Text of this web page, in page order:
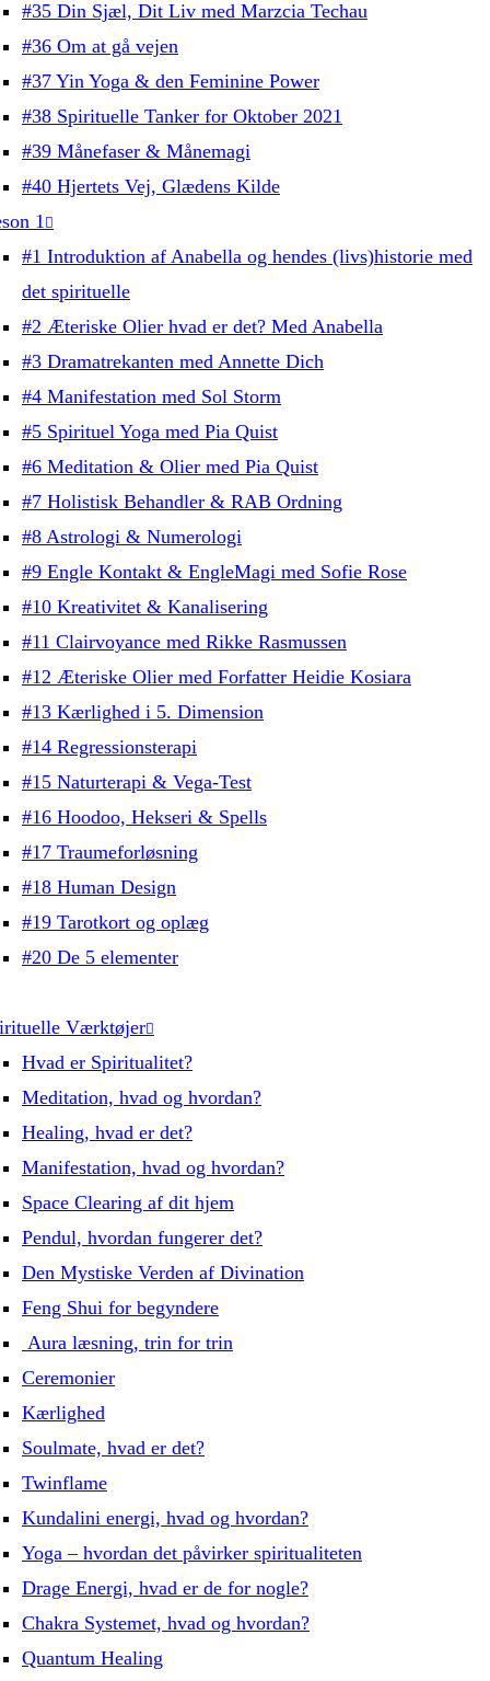
#35 Din Sjæl, Dit Liv med Marzcia Techau
#36 Om at gå vejen
#37 Yin Yoga & den Feminine Power
#38 Spirituelle Tanker for Oktober 2021
#39 Månefaser & Månemagi
#40 Hjertets Vej, Glædens Kilde
1
#1 Introduktion af Anabella og hendes (livs)historie med
det spirituelle
#2 Æteriske Olier hvad er det? Med Anabella
#3 Dramatrekanten med Annette Dich
#4 Manifestation med Sol Storm
#5 Spirituel Yoga med Pia Quist
#6 Meditation & Olier med Pia Quist
#7 Holistisk Behandler & RAB Ordning
#8 Astrologi & Numerologi
#9 Engle Kontakt & EngleMagi med Sofie Rose
#10 Kreativitet & Kanalisering
#11 Clairvoyance med Rikke Rasmussen
#12 Æteriske Olier med Forfatter Heidie Kosiara
#13 Kærlighed i 5. Dimension
#14 Regressionsterapi
#15 Naturterapi & Vega-Test
#16 Hoodoo, Hekseri & Spells
#17 Traumeforløsning
#18 Human Design
#19 Tarotkort og oplæg
#20 De 5 elementer
Værktøjer
Hvad er Spiritualitet?
Meditation, hvad og hvordan?
Healing, hvad er det?
Manifestation, hvad og hvordan?
Space Clearing af dit hjem
Pendul, hvordan fungerer det?
Den Mystiske Verden af Divination
Feng Shui for begyndere
Aura læsning, trin for trin
Ceremonier
Kærlighed
Soulmate, hvad er det?
Twinflame
Kundalini energi, hvad og hvordan?
Yoga – hvordan det påvirker spiritualiteten
Drage Energi, hvad er de for nogle?
Chakra Systemet, hvad og hvordan?
Quantum Healing